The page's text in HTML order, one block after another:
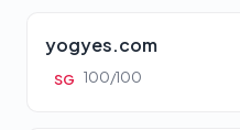
yogyes.com
SG 100/100